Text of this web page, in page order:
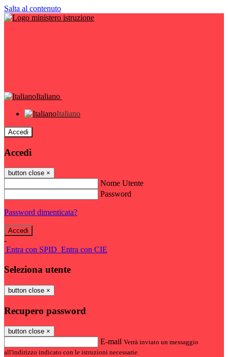
Salta al contenuto
Italiano
Italiano
Accedi
Accedi
button close ×
Nome Utente
Password
Password dimenticata?
-
Entra con SPID Entra con CIE
Seleziona utente
button close ×
Recupero password
button close ×
E-mail Verrà inviato un messaggio
all'indirizzo indicato con le istruzioni necessarie.